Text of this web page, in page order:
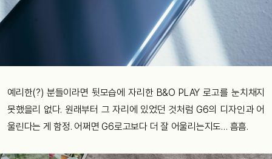
예리한(?) 분들이라면 뒷모습에 자리한 B&O PLAY 로고를 눈치채지
못했을리 없다. 원래부터 그 자리에 있었던 것처럼 G6의 디자인과 어
울린다는 게 함정. 어쩌면 G6로고보다 더 잘 어울리는지도… 흠흠.